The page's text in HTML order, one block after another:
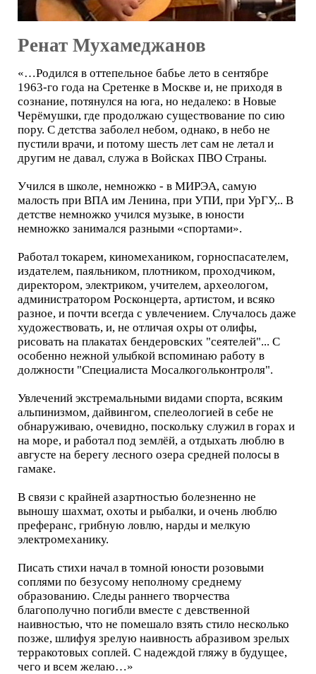
Ренат Мухамеджанов
«…Родился в оттепельное бабье лето в сентябре
1963-го года на Сретенке в Москве и, не приходя в
сознание, потянулся на юга, но недалеко: в Новые
Черёмушки, где продолжаю существование по сию
пору. С детства заболел небом, однако, в небо не
пустили врачи, и потому шесть лет сам не летал и
другим не давал, служа в Войсках ПВО Страны.
Учился в школе, немножко - в МИРЭА, самую
малость при ВПА им Ленина, при УПИ, при УрГУ,.. В
детстве немножко учился музыке, в юности
немножко занимался разными «спортами».
Работал токарем, киномехаником, горноспасателем,
издателем, паяльником, плотником, проходчиком,
директором, электриком, учителем, археологом,
администратором Росконцерта, артистом, и всяко
разное, и почти всегда с увлечением. Случалось даже
художествовать, и, не отличая охры от олифы,
рисовать на плакатах бендеровских "сеятелей"... С
особенно нежной улыбкой вспоминаю работу в
должности "Специалиста Мосалкогольконтроля".
Увлечений экстремальными видами спорта, всяким
альпинизмом, дайвингом, спелеологией в себе не
обнаруживаю, очевидно, поскольку служил в горах и
на море, и работал под землёй, а отдыхать люблю в
августе на берегу лесного озера средней полосы в
гамаке.
В связи с крайней азартностью болезненно не
выношу шахмат, охоты и рыбалки, и очень люблю
преферанс, грибную ловлю, нарды и мелкую
электромеханику.
Писать стихи начал в томной юности розовыми
соплями по безусому неполному среднему
образованию. Следы раннего творчества
благополучно погибли вместе с девственной
наивностью, что не помешало взять стило несколько
позже, шлифуя зрелую наивность абразивом зрелых
терракотовых соплей. С надеждой гляжу в будущее,
чего и всем желаю…»